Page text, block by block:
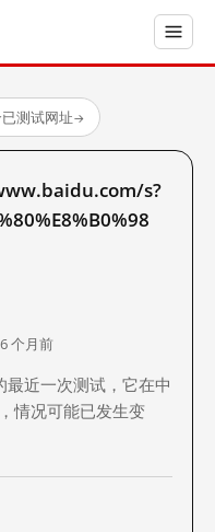
测试网址→
s?
个月前
近一次测试，它在中
情况可能已发生变